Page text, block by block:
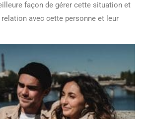
façon de gérer cette situation et
relation avec cette personne et leur